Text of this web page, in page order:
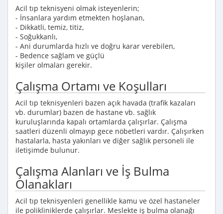
Acil tıp teknisyeni olmak isteyenlerin;
- İnsanlara yardım etmekten hoşlanan,
- Dikkatli, temiz, titiz,
- Soğukkanlı,
- Ani durumlarda hızlı ve doğru karar verebilen,
- Bedence sağlam ve güçlü
kişiler olmaları gerekir.
Çalışma Ortamı ve Koşulları
Acil tıp teknisyenleri bazen açık havada (trafik kazaları
vb. durumlar) bazen de hastane vb. sağlık
kuruluşlarında kapalı ortamlarda çalışırlar. Çalışma
saatleri düzenli olmayıp gece nöbetleri vardır. Çalışırken
hastalarla, hasta yakınları ve diğer sağlık personeli ile
iletişimde bulunur.
Çalışma Alanları ve İş Bulma
Olanakları
Acil tıp teknisyenleri genellikle kamu ve özel hastaneler
ile polikliniklerde çalışırlar. Meslekte iş bulma olanağı